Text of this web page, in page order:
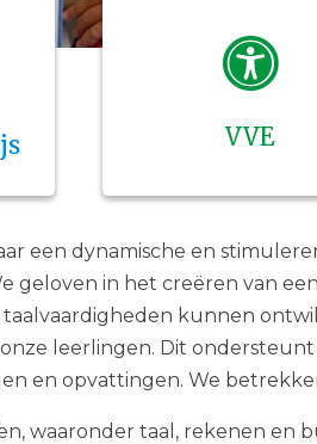
VVE
een dynamische en
in het creëren van
kunnen
leerlingen. Dit
en opvattingen. We
waaronder taal, rekenen en